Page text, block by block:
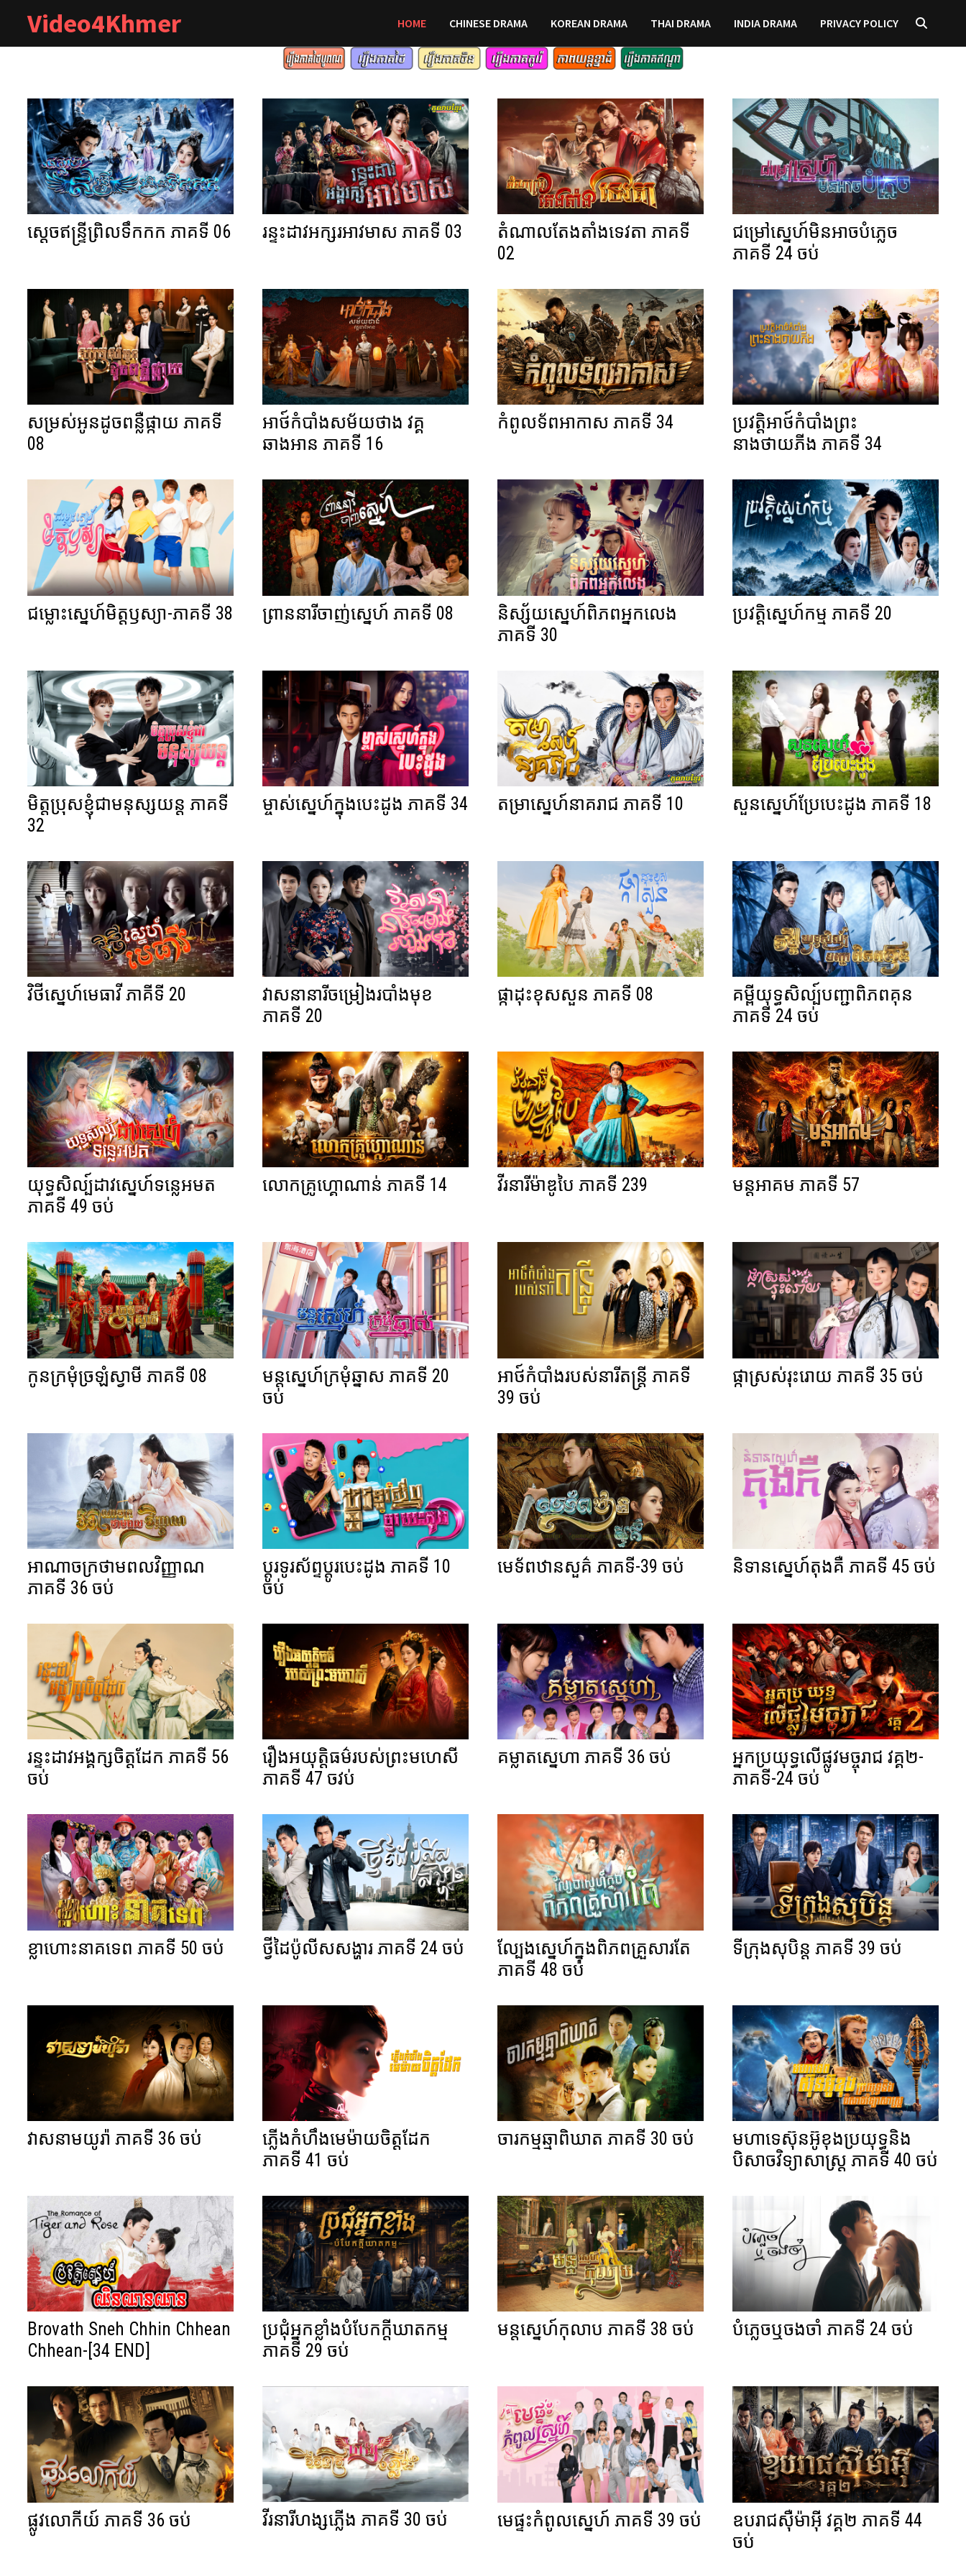
content
Video4Khmer HOME CHINESE DRAMA KOREAN DRAMA THAI DRAMA INDIA DRAMA PRIVACY POLICY
ស្តេចឥន្ទ្រីព្រិលទឹកកក ភាគទី 06 រន្ទះដាវអក្សរអាវមាស ភាគទី 03
តំណាលតែងតាំងទេវតា ភាគទី
02
ជម្រៅស្នេហ៍មិនអាចបំភ្លេច
ភាគទី 24 ចប់
សម្រស់អូនដូចពន្លឺផ្កាយ ភាគទី
08
អាថ៍កំបាំងសម័យថាង វគ្គ
ឆាងអាន ភាគទី 16
កំពូលទ័ពអាកាស ភាគទី 34
ប្រវត្តិអាថ៍កំបាំងព្រះ
នាងថាយភីង ភាគទី 34
ជម្លោះស្នេហ៍មិត្តឫស្យា-ភាគទី 38 ព្រាននារីចាញ់ស្នេហ៍ ភាគទី 08
និស្ស័យស្នេហ៍ពិភពអ្នកលេង
ភាគទី 30
ប្រវត្តិស្នេហ៍កម្ម ភាគទី 20
មិត្តប្រុសខ្ញុំជាមនុស្សយន្ត ភាគទី
32
ម្ចាស់ស្នេហ៍ក្នុងបេះដូង ភាគទី 34 តម្រាស្នេហ៍នាគរាជ ភាគទី 10 សួនស្នេហ៍ប្រែបេះដូង ភាគទី 18
វិថីស្នេហ៍មេធាវី ភាគីទី 20
វាសនានារីចម្រៀងរបាំងមុខ
ភាគទី 20
ផ្កាដុះខុសសួន ភាគទី 08
គម្ពីយុទ្ធសិល្ប៍បញ្ជាពិភពគុន
ភាគទី 24 ចប់
យុទ្ធសិល្ប៍ដាវស្នេហ៍ទន្លេអមត
ភាគទី 49 ចប់
លោកគ្រូហ្គោណាន់ ភាគទី 14 វីរនារីម៉ាឌូបៃ ភាគទី 239 មន្តអាគម ភាគទី 57
កូនក្រមុំច្រឡំស្វាមី ភាគទី 08
មន្តស្នេហ៍ក្រមុំឆ្នាស ភាគទី 20
ចប់
អាថ៍កំបាំងរបស់នារីតន្ត្រី ភាគទី
39 ចប់
ផ្កាស្រស់រុះរោយ ភាគទី 35 ចប់
អាណាចក្រថាមពលវិញ្ញាណ
ភាគទី 36 ចប់
ប្តូរទូរស័ព្ទប្តូរបេះដូង ភាគទី 10
ចប់
មេទ័ពឋានសួគ៌ ភាគទី-39 ចប់ និទានស្នេហ៍តុងគឺ ភាគទី 45 ចប់
រន្ទះដាវអង្គក្សចិត្តដែក ភាគទី 56
ចប់
រឿងអយុត្តិធម៌របស់ព្រះមហេសី
ភាគទី 47 ចវប់
គម្លាតស្នេហា ភាគទី 36 ចប់
អ្នកប្រយុទ្ធលើផ្លូវមច្ចុរាជ វគ្គ២-
ភាគទី-24 ចប់
ខ្លាហោះនាគទេព ភាគទី 50 ចប់ ថ្វីដៃប៉ូលីសសង្ហារ ភាគទី 24 ចប់
ល្បែងស្នេហ៍ក្នុងពិភពគ្រួសារតែ
ភាគទី 48 ចប់
ទីក្រុងសុបិន្ត ភាគទី 39 ចប់
វាសនាមយូរ៉ា ភាគទី 36 ចប់
ភ្លើងកំហឹងមេម៉ាយចិត្តដែក
ភាគទី 41 ចប់
ចារកម្មឆ្មាពិឃាត ភាគទី 30 ចប់
មហាទេស៊ុនអ៊ូខុងប្រយុទ្ធនិង
បិសាចវិទ្យាសាស្ត្រ ភាគទី 40 ចប់
Brovath Sneh Chhin Chhean
Chhean-[34 END]
ប្រជុំអ្នកខ្លាំងបំបែកក្តីឃាតកម្ម
ភាគទី 29 ចប់
មន្តស្នេហ៍កុលាប ភាគទី 38 ចប់ បំភ្លេចឬចងចាំ ភាគទី 24 ចប់
ផ្លូវលោកីយ៍ ភាគទី 36 ចប់ វីរនារីហង្សភ្លើង ភាគទី 30 ចប់ មេផ្ទះកំពូលស្នេហ៍ ភាគទី 39 ចប់
ឧបរាជស៊ឺម៉ាអ៊ី វគ្គ២ ភាគទី 44
ចប់